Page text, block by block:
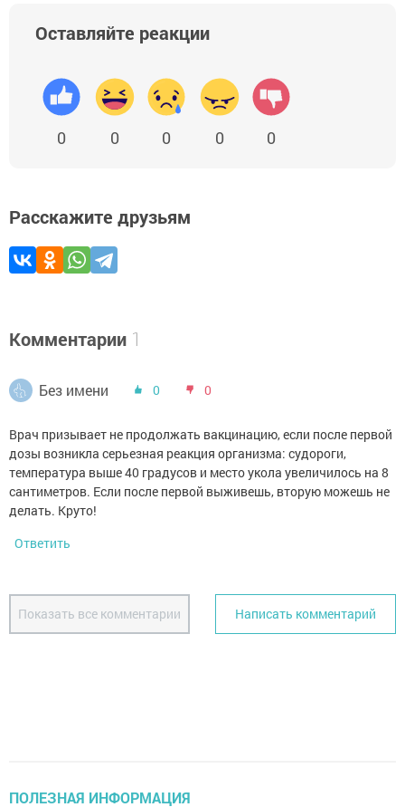
Оставляйте реакции
0 0 0 0 0
Расскажите друзьям
Комментарии 1
Без имени 0 0
Врач призывает не продолжать вакцинацию, если после первой
дозы возникла серьезная реакция организма: судороги,
температура выше 40 градусов и место укола увеличилось на 8
сантиметров. Если после первой выживешь, вторую можешь не
делать. Круто!
Ответить
Показать все комментарии Написать комментарий
ПОЛЕЗНАЯ ИНФОРМАЦИЯ